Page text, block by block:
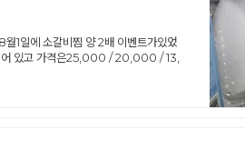
1일에 소갈비찜 양 2배 이벤트가있었
어 있고 가격은25,000 / 20,000 / 13,